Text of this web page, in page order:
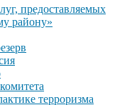
предоставляемых
району»
терроризма